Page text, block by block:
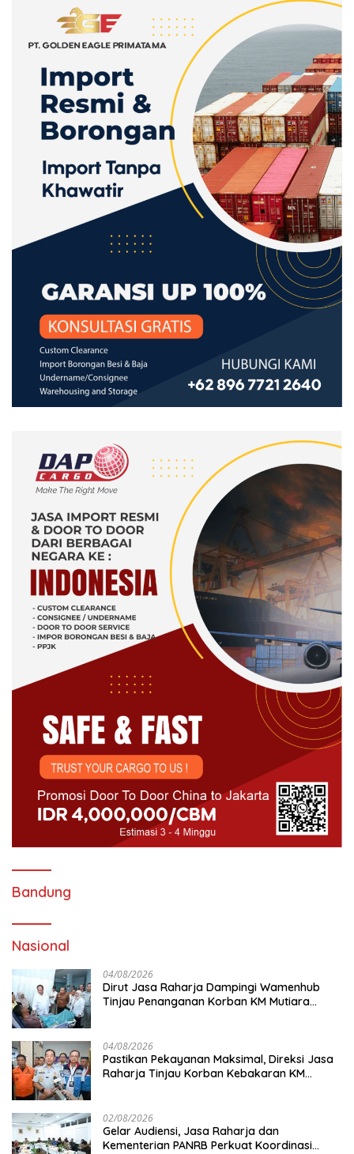
Bandung
Nasional
04/08/2026
Dirut Jasa Raharja Dampingi Wamenhub
Tinjau Penanganan Korban KM Mutiara
04/08/2026
Pastikan Pekayanan Maksimal, Direksi Jasa
Raharja Tinjau Korban Kebakaran KM
02/08/2026
Gelar Audiensi, Jasa Raharja dan
Kementerian PANRB Perkuat Koordinasi